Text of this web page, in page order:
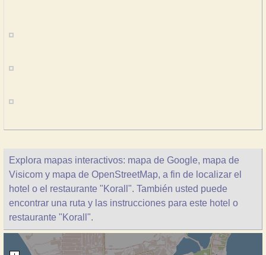
Explora mapas interactivos: mapa de Google, mapa de
Visicom y mapa de OpenStreetMap, a fin de localizar el
hotel o el restaurante "Korall". También usted puede
encontrar una ruta y las instrucciones para este hotel o
restaurante "Korall".